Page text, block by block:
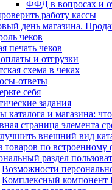
ФФД в вопросах и
работу кассы
день магазина.
чеков
печать чеков
и отгрузки
схема в чеках
ответы
себя
задания
каталога и магазина:
страница элемента
внешний вид
товаров по встроенному
раздел
Возможности
Комплексный компонент